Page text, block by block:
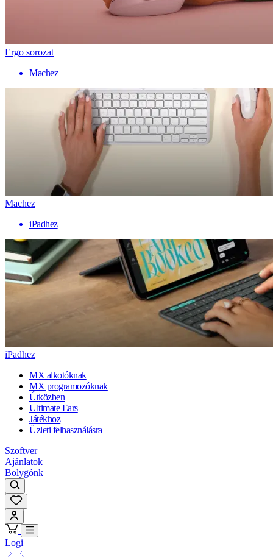
Ergo sorozat
Machez
Machez
iPadhez
iPadhez
MX alkotóknak
MX programozóknak
Útközben
Ultimate Ears
Játékhoz
Üzleti felhasználásra
Szoftver
Ajánlatok
Bolygónk
Logi